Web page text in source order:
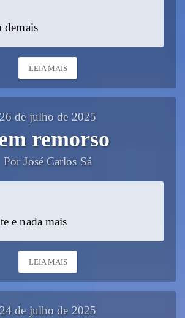
demais
LEIA MAIS
26 de julho de 2025
remorso
Por José Carlos Sá
e nada mais
LEIA MAIS
24 de julho de 2025